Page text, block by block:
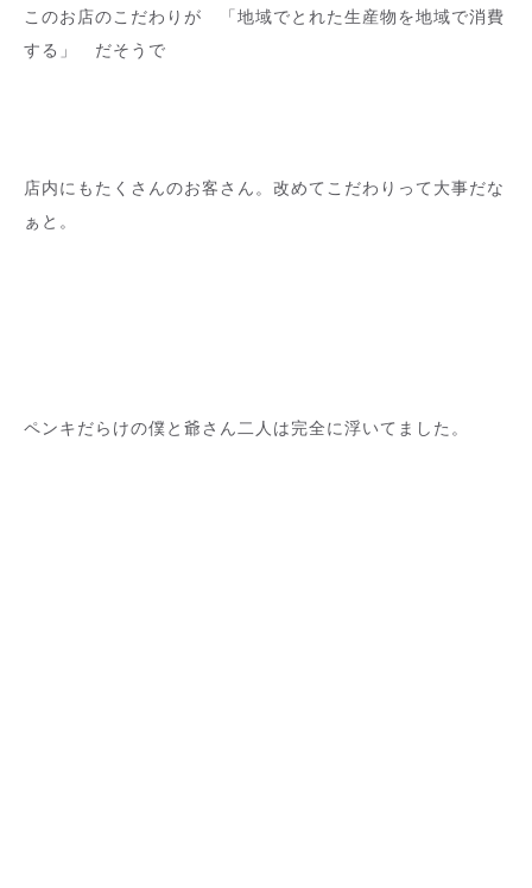
このお店のこだわりが 「地域でとれた生産物を地域で消費
する」 だそうで
店内にもたくさんのお客さん。改めてこだわりって大事だな
ぁと。
ペンキだらけの僕と爺さん二人は完全に浮いてました。